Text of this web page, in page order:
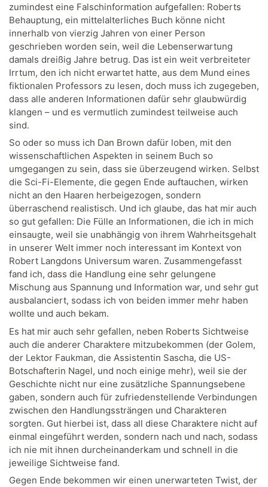
zumindest eine Falschinformation aufgefallen: Roberts
Behauptung, ein mittelalterliches Buch könne nicht
innerhalb von vierzig Jahren von einer Person
geschrieben worden sein, weil die Lebenserwartung
damals dreißig Jahre betrug. Das ist ein weit verbreiteter
Irrtum, den ich nicht erwartet hatte, aus dem Mund eines
fiktionalen Professors zu lesen, doch muss ich zugegeben,
dass alle anderen Informationen dafür sehr glaubwürdig
klangen – und es vermutlich zumindest teilweise auch
sind.
So oder so muss ich Dan Brown dafür loben, mit den
wissenschaftlichen Aspekten in seinem Buch so
umgegangen zu sein, dass sie überzeugend wirken. Selbst
die Sci-Fi-Elemente, die gegen Ende auftauchen, wirken
nicht an den Haaren herbeigezogen, sondern
überraschend realistisch. Und ich glaube, das hat mir auch
so gut gefallen: Die Fülle an Informationen, die ich in mich
einsaugte, weil sie unabhängig von ihrem Wahrheitsgehalt
in unserer Welt immer noch interessant im Kontext von
Robert Langdons Universum waren. Zusammengefasst
fand ich, dass die Handlung eine sehr gelungene
Mischung aus Spannung und Information war, und sehr gut
ausbalanciert, sodass ich von beiden immer mehr haben
wollte und auch bekam.
Es hat mir auch sehr gefallen, neben Roberts Sichtweise
auch die anderer Charaktere mitzubekommen (der Golem,
der Lektor Faukman, die Assistentin Sascha, die US-
Botschafterin Nagel, und noch einige mehr), weil sie der
Geschichte nicht nur eine zusätzliche Spannungsebene
gaben, sondern auch für zufriedenstellende Verbindungen
zwischen den Handlungssträngen und Charakteren
sorgten. Gut hierbei ist, dass all diese Charaktere nicht auf
einmal eingeführt werden, sondern nach und nach, sodass
ich nie mit ihnen durcheinanderkam und schnell in die
jeweilige Sichtweise fand.
Gegen Ende bekommen wir einen unerwarteten Twist, der